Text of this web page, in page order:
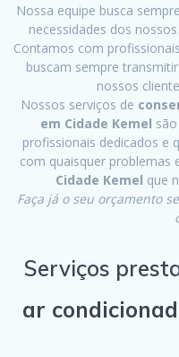
Nossa equipe busca
necessidades dos
Contamos com
buscam sempre
nossos
Nossos serviços de
em Cidade Kemel
profissionais dedicados e
com quaisquer problemas
Cidade Kemel que
Faça já o seu orçamento
Serviços
ar